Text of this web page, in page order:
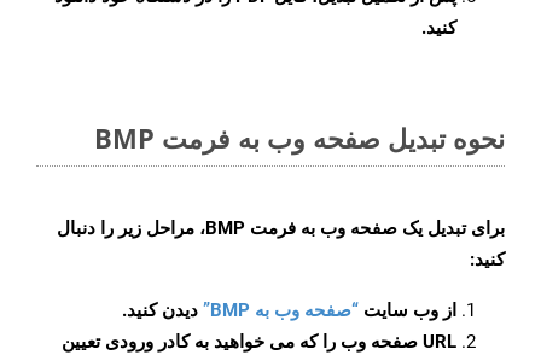
کنید.
نحوه تبدیل صفحه وب به فرمت BMP
برای تبدیل یک صفحه وب به فرمت BMP، مراحل زیر را دنبال
کنید:
از وب سایت “صفحه وب به BMP”
دیدن کنید.
URL صفحه وب را که می خواهید به کادر ورودی تعیین